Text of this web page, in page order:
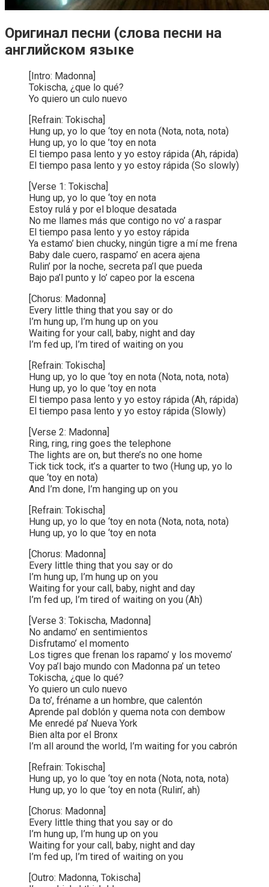
Оригинал песни (слова песни на
английском языке
[Intro: Madonna]
Tokischa, ¿que lo qué?
Yo quiero un culo nuevo
[Refrain: Tokischa]
Hung up, yo lo que ‘toy en nota (Nota, nota, nota)
Hung up, yo lo que ’toy en nota
El tiempo pasa lento y yo estoy rápida (Ah, rápida)
El tiempo pasa lento y yo estoy rápida (So slowly)
[Verse 1: Tokischa]
Hung up, yo lo que ‘toy en nota
Estoy rulá y por el bloque desatada
No me llames más que contigo no vo’ a raspar
El tiempo pasa lento y yo estoy rápida
Ya estamo’ bien chucky, ningún tigre a mí me frena
Baby dale cuero, raspamo’ en acera ajena
Rulin’ por la noche, secreta pa’l que pueda
Bajo pa’l punto y lo’ capeo por la escena
[Chorus: Madonna]
Every little thing that you say or do
I’m hung up, I’m hung up on you
Waiting for your call, baby, night and day
I’m fed up, I’m tired of waiting on you
[Refrain: Tokischa]
Hung up, yo lo que ‘toy en nota (Nota, nota, nota)
Hung up, yo lo que ’toy en nota
El tiempo pasa lento y yo estoy rápida (Ah, rápida)
El tiempo pasa lento y yo estoy rápida (Slowly)
[Verse 2: Madonna]
Ring, ring, ring goes the telephone
The lights are on, but there’s no one home
Tick tick tock, it’s a quarter to two (Hung up, yo lo
que ‘toy en nota)
And I’m done, I’m hanging up on you
[Refrain: Tokischa]
Hung up, yo lo que ‘toy en nota (Nota, nota, nota)
Hung up, yo lo que ‘toy en nota
[Chorus: Madonna]
Every little thing that you say or do
I’m hung up, I’m hung up on you
Waiting for your call, baby, night and day
I’m fed up, I’m tired of waiting on you (Ah)
[Verse 3: Tokischa, Madonna]
No andamo’ en sentimientos
Disfrutamo’ el momento
Los tigres que frenan los rapamo’ y los movemo’
Voy pa’l bajo mundo con Madonna pa’ un teteo
Tokischa, ¿que lo qué?
Yo quiero un culo nuevo
Da to’, fréname a un hombre, que calentón
Aprende pal doblón y quema nota con dembow
Me enredé pa’ Nueva York
Bien alta por el Bronx
I’m all around the world, I’m waiting for you cabrón
[Refrain: Tokischa]
Hung up, yo lo que ‘toy en nota (Nota, nota, nota)
Hung up, yo lo que ‘toy en nota (Rulin’, ah)
[Chorus: Madonna]
Every little thing that you say or do
I’m hung up, I’m hung up on you
Waiting for your call, baby, night and day
I’m fed up, I’m tired of waiting on you
[Outro: Madonna, Tokischa]